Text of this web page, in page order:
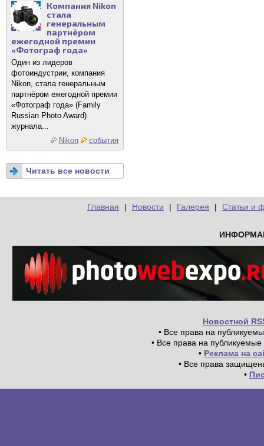
Компания Nikon
стала
генеральным
партнёром
ежегодной премии
«Фотограф года»
Один из лидеров
фотоиндустрии, компания
Nikon, стала генеральным
партнёром ежегодной премии
«Фотограф года» (Family
Russian Photo Award)
журнала...
Nikon
события
Читать все новости
Главная | Новости | Галерея | Статьи и
Новостной
• Все права на
• Все права на
• Реклама на
• Все права
•